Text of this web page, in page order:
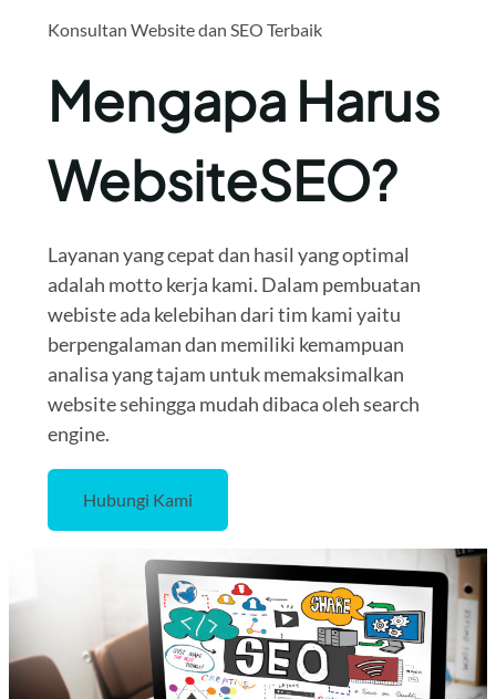
Konsultan Website dan SEO Terbaik
Mengapa Harus
WebsiteSEO?
Layanan yang cepat dan hasil yang optimal
adalah motto kerja kami. Dalam pembuatan
webiste ada kelebihan dari tim kami yaitu
berpengalaman dan memiliki kemampuan
analisa yang tajam untuk memaksimalkan
website sehingga mudah dibaca oleh search
engine.
Hubungi Kami